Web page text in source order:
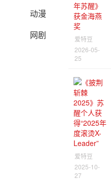
动漫
网剧
爱特豆
2026-05-
25
爱特豆
2025-10-
27